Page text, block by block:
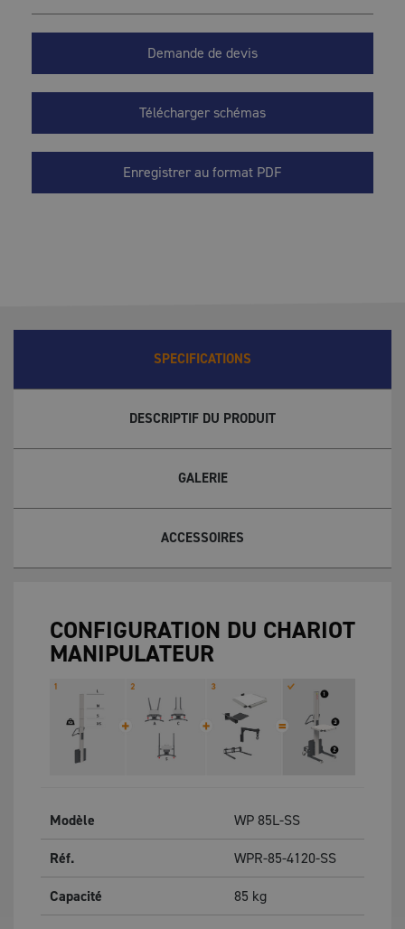
Demande de devis
Télécharger schémas
Enregistrer au format PDF
SPECIFICATIONS
DESCRIPTIF DU PRODUIT
GALERIE
ACCESSOIRES
CONFIGURATION DU CHARIOT
MANIPULATEUR
Modèle
WP 85L-SS
Réf.
WPR-85-4120-SS
Capacité
85 kg